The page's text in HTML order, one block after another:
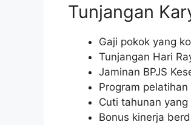
Tunjangan
Gaji pokok yang
Tunjangan Hari
Jaminan BPJS
Program
Cuti tahunan
Bonus kinerja